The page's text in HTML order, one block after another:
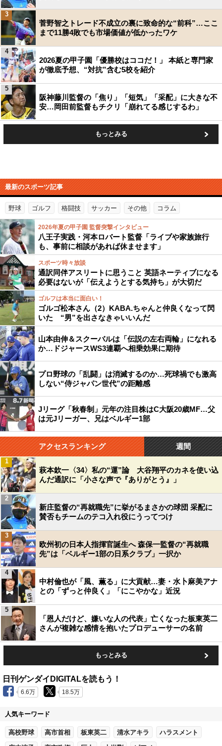
菅野智之トレード不成立の裏に致命的な“前科”…ここ
まで11勝4敗でも市場価値が低かったワケ
3
2026夏の甲子園「優勝校はココだ！」 本紙と専門家
が徹底予想、“対抗”含む5校を紹介
4
阪神藤川監督の「焦り」「短気」「采配」に大きな不
安…岡田前監督もチクリ「崩れてる感じするわ」
5
もっとみる
最新のスポーツ記事
野球 ゴルフ 格闘技 サッカー その他 コラム
2026年夏の甲子園 監督突撃インタビュー
八王子実践・河本ロバート監督「ライブや家族旅行
も、事前に相談があれば休ませます」
スポーツ時々放談
通訳同伴アスリートに思うこと 英語ネーティブになる
必要はないが「伝えようとする気持ち」が大切だ
ゴルフは本当に面白い！
ゴルゴ松本さん（2）KABA.ちゃんと仲良くなって閃
いた “男”を出さなきゃいいんだ
山本由伸＆スクーバルは「伝説の左右両輪」になれる
か…ドジャースWS3連覇へ相乗効果に期待
プロ野球の「乱闘」は消滅するのか…死球禍でも激高
しない“侍ジャパン世代”の距離感
Jリーグ「秋春制」元年の注目株はC大阪20歳MF…父
は元Jリーガー、兄はベルギー1部
アクセスランキング 週間
萩本欽一〈34〉私の“運”論 大谷翔平のカネを使い込
んだ通訳に「小さな声で『ありがとう』」
1
新庄監督の“再就職先”に挙がるまさかの球団 采配に
賛否もチームのテコ入れ役にうってつけ
2
欧州初の日本人指揮官誕生へ 森保一監督の“再就職
先”は「ベルギー1部の日系クラブ」一択か
3
中村倫也が「風、薫る」に大貢献…妻・水卜麻美アナ
との「ずっと仲良く」「にこやかな」近況
4
「恩人だけど、嫌いな人の代表」亡くなった板東英二
さんが複雑な感情を抱いたプロデューサーの名前
5
もっとみる
日刊ゲンダイDIGITALを読もう！
6.6万 18.5万
人気キーワード
高校野球 高市首相 板東英二 清水アキラ ハラスメント